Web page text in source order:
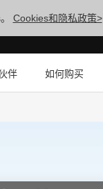
Cookies和隐私政策>
伴 如何购买